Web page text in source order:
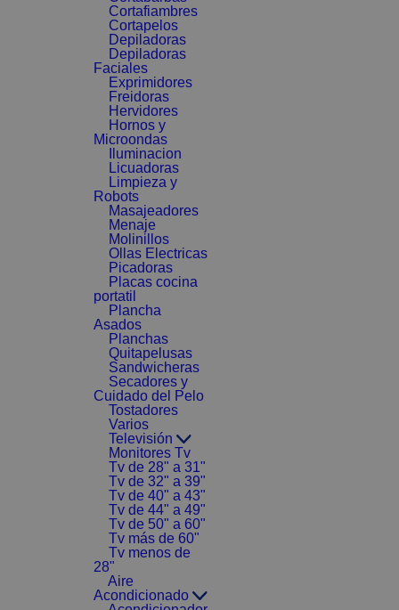
Cortafiambres
Cortapelos
Depiladoras
Depiladoras
Faciales
Exprimidores
Freidoras
Hervidores
Hornos y
Microondas
Iluminacion
Licuadoras
Limpieza y
Robots
Masajeadores
Menaje
Molinillos
Ollas Electricas
Picadoras
Placas cocina
portatil
Plancha
Asados
Planchas
Quitapelusas
Sandwicheras
Secadores y
Cuidado del Pelo
Tostadores
Varios
Televisión
Monitores Tv
Tv de 28" a 31"
Tv de 32" a 39"
Tv de 40" a 43"
Tv de 44" a 49"
Tv de 50" a 60"
Tv más de 60"
Tv menos de
28"
Aire
Acondicionado